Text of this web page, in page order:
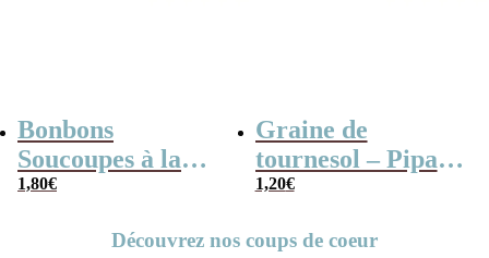
Bonbons
Soucoupes à la
poudre (x20)
1,80€
Graine de
tournesol – Pipas
x 3
1,20€
Découvrez nos coups de coeur